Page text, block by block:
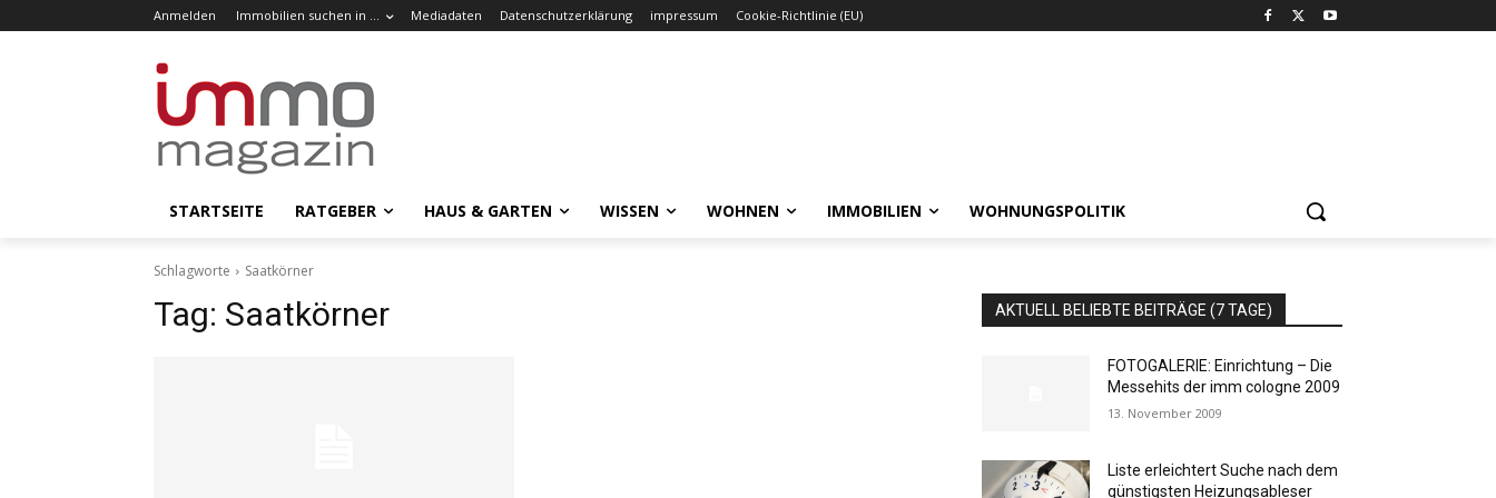
Anmelden Immobilien suchen in … Mediadaten Datenschutzerklärung impressum Cookie-Richtlinie (EU)
STARTSEITE RATGEBER HAUS & GARTEN WISSEN WOHNEN IMMOBILIEN WOHNUNGSPOLITIK
Schlagworte Saatkörner
Tag: Saatkörner AKTUELL BELIEBTE BEITRÄGE (7 TAGE)
FOTOGALERIE: Einrichtung – Die
Messehits der imm cologne 2009
13. November 2009
Liste erleichtert Suche nach dem
günstigsten Heizungsableser